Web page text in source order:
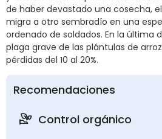
de haber devastado una cosecha,
migra a otro sembradío en una
ordenado de soldados. En la última
plaga grave de las plántulas de
pérdidas del 10 al 20%.
Recomendaciones
Control orgánico